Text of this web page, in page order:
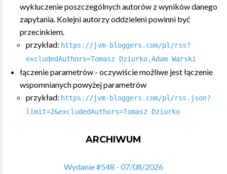
wykluczenie poszczególnych autorów z wyników danego
zapytania. Kolejni autorzy oddzieleni powinni być
przecinkiem.
przykład: https://jvm-bloggers.com/pl/rss?
excludedAuthors=Tomasz Dziurko,Adam Warski
łączenie parametrów - oczywiście możliwe jest łączenie
wspomnianych powyżej parametrów
przykład: https://jvm-bloggers.com/pl/rss.json?
limit=2&excludedAuthors=Tomasz Dziurko
ARCHIWUM
Wydanie #548 - 07/08/2026